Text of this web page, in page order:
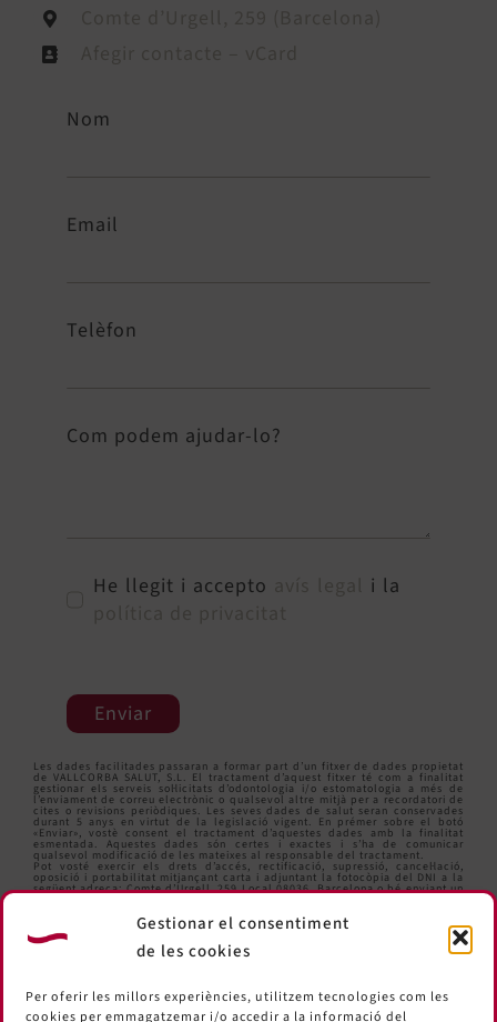
Gestionar el consentiment
de les cookies
Per oferir les millors experiències, utilitzem tecnologies com les
cookies per emmagatzemar i/o accedir a la informació del
Nom
Email
Telèfon
Com podem ajudar-lo?
He llegit i accepto
i la
Enviar
Les dades facilitades passaran a formar part d’un fitxer de dades propietat
de VALLCORBA SALUT, S.L. El tractament d’aquest fitxer té com a finalitat
gestionar els serveis sol·licitats d’odontologia i/o estomatologia a més de
l’enviament de correu electrònic o qualsevol altre mitjà per a recordatori de
cites o revisions periòdiques. Les seves dades de salut seran conservades
durant 5 anys en virtut de la legislació vigent. En prémer sobre el botó
«Enviar», vostè consent el tractament d’aquestes dades amb la finalitat
esmentada. Aquestes dades són certes i exactes i s’ha de comunicar
qualsevol modificació de les mateixes al responsable del tractament.
Pot vosté exercir els drets d’accés, rectificació, supressió, cancel·lació,
oposició i portabilitat mitjançant carta i adjuntant la fotocòpia del DNI a la
següent adreça: Comte d’Urgell, 259 Local 08036, Barcelona o bé enviant un